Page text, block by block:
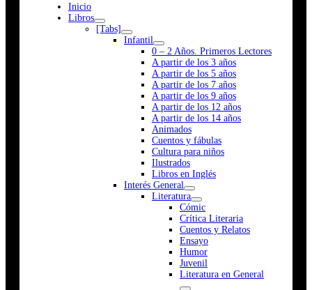
Inicio
Libros
[Tabs]
Infantil
0 – 2 Años. Primeros Lectores
A partir de los 3 años
A partir de los 5 años
A partir de los 7 años
A partir de los 9 años
A partir de los 12 años
A partir de los 14 años
Animados
Cuentos y fábulas
Cultura para niños
Ilustrados
Libros en Inglés
Interés General
Literatura
Cómic
Crítica Literaria
Cuentos y Relatos
Ensayo
Humor
Juvenil
Literatura en General